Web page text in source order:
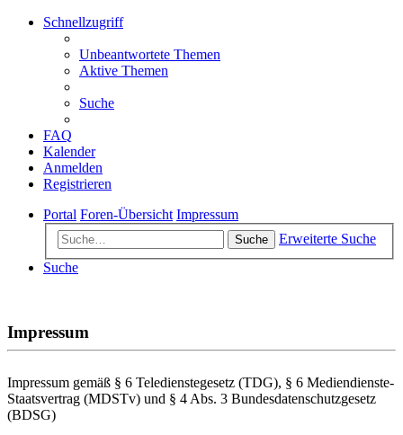
Schnellzugriff
Unbeantwortete Themen
Aktive Themen
Suche
FAQ
Kalender
Anmelden
Registrieren
Portal Foren-Übersicht Impressum
Suche
Erweiterte Suche
Suche
Impressum
Impressum gemäß § 6 Teledienstegesetz (TDG), § 6 Mediendienste-
Staatsvertrag (MDSTv) und § 4 Abs. 3 Bundesdatenschutzgesetz
(BDSG)